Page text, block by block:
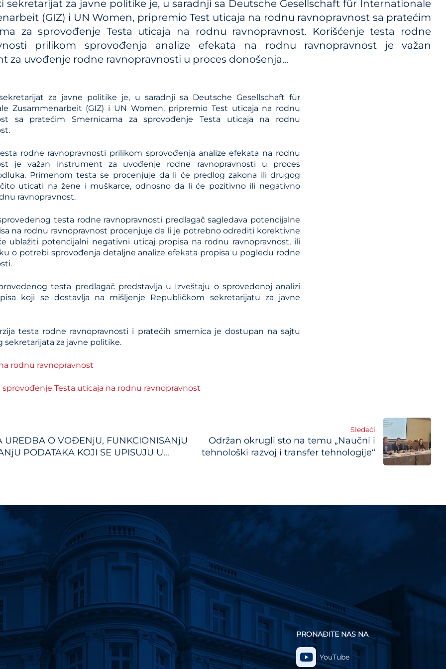
Kalkulator troškova JP i propisa
Metodologije
Priručnici i smernice
Analize iz oblasti planskog
sekretarijat za javne politike je, u saradnji sa Deutsche Gesellschaft für Internationale
(GIZ) i UN Women, pripremio Test uticaja na rodnu ravnopravnost sa pratećim
za sprovođenje Testa uticaja na rodnu ravnopravnost. Korišćenje testa rodne
prilikom sprovođenja analize efekata na rodnu ravnopravnost je važan
za uvođenje rodne ravnopravnosti u proces donošenja...
za javne politike je, u saradnji sa Deutsche Gesellschaft für
Zusammenarbeit (GIZ) i UN Women, pripremio Test uticaja na rodnu
sa pratećim Smernicama za sprovođenje Testa uticaja na rodnu
rodne ravnopravnosti prilikom sprovođenja analize efekata na rodnu
je važan instrument za uvođenje rodne ravnopravnosti u proces
Primenom testa se procenjuje da li će predlog zakona ili drugog
uticati na žene i muškarce, odnosno da li će pozitivno ili negativno
ravnopravnost.
testa rodne ravnopravnosti predlagač sagledava potencijalne
na rodnu ravnopravnost procenjuje da li je potrebno odrediti korektivne
ublažiti potencijalni negativni uticaj propisa na rodnu ravnopravnost, ili
o potrebi sprovođenja detalјne analize efekata propisa u pogledu rodne
testa predlagač predstavlјa u Izveštaju o sprovedenoj analizi
koji se dostavlјa na mišlјenje Republičkom sekretarijatu za javne
testa rodne ravnopravnosti i pratećih smernica je dostupan na sajtu
sekretarijata za javne politike.
rodnu ravnopravnost
sprovođenje Testa uticaja na rodnu ravnopravnost
UREDBA O VOĐENјU, FUNKCIONISANјU
PODATAKA KOJI SE UPISUJU U
Sledeći
Održan okrugli sto na temu „Naučni i
tehnološki razvoj i transfer tehnologije“
PRONAĐITE NAS NA
YouTube